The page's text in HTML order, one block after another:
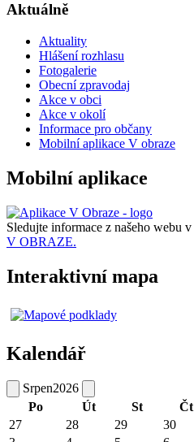
Aktuálně
Aktuality
Hlášení rozhlasu
Fotogalerie
Obecní zpravodaj
Akce v obci
Akce v okolí
Informace pro občany
Mobilní aplikace V obraze
Mobilní aplikace
Sledujte informace z našeho webu v
V OBRAZE.
Interaktivní mapa
Kalendář
Srpen2026
Po
Út St Čt
27
28 29 30